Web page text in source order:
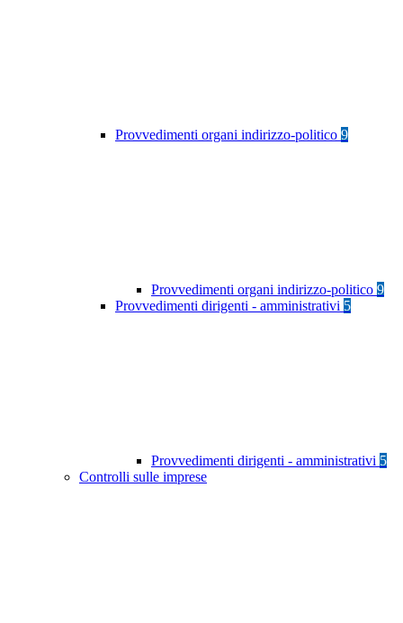
Provvedimenti organi indirizzo-politico 9
Provvedimenti organi indirizzo-politico 9
Provvedimenti dirigenti - amministrativi 5
Provvedimenti dirigenti - amministrativi 5
Controlli sulle imprese